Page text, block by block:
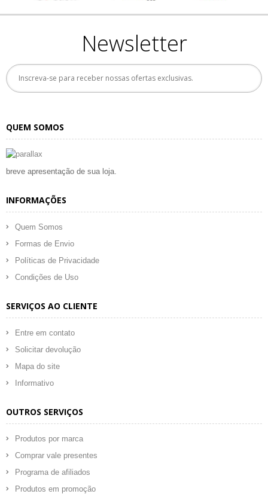
Newsletter
QUEM SOMOS
breve apresentação de sua loja.
INFORMAÇÕES
Quem Somos
Formas de Envio
Políticas de Privacidade
Condições de Uso
SERVIÇOS AO CLIENTE
Entre em contato
Solicitar devolução
Mapa do site
Informativo
OUTROS SERVIÇOS
Produtos por marca
Comprar vale presentes
Programa de afiliados
Produtos em promoção